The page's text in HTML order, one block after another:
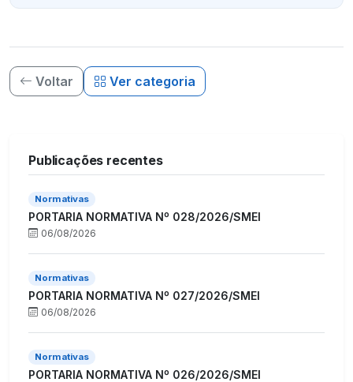
Voltar Ver categoria
Publicações recentes
Normativas
PORTARIA NORMATIVA Nº 028/2026/SMEI
06/08/2026
Normativas
PORTARIA NORMATIVA Nº 027/2026/SMEI
06/08/2026
Normativas
PORTARIA NORMATIVA Nº 026/2026/SMEI